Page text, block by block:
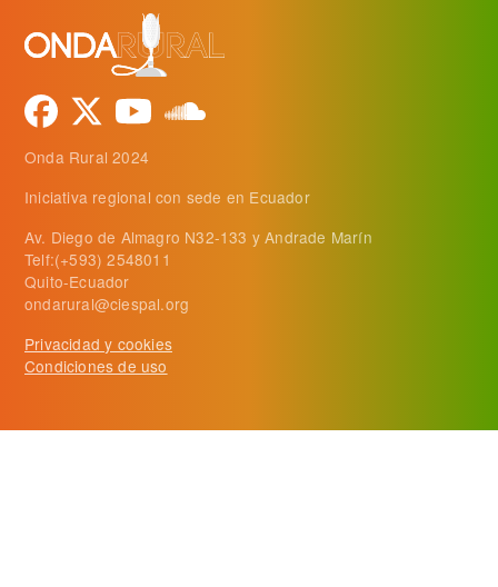
Onda Rural 2024
Iniciativa regional con sede en Ecuador
Av. Diego de Almagro N32-133 y Andrade Marín
Telf:(+593) 2548011
Quito-Ecuador
ondarural@ciespal.org
Privacidad y cookies
Condiciones de uso